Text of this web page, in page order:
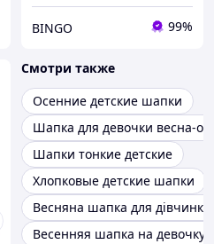
BINGO 99%
Смотри также
Осенние детские шапки
Шапка для девочки весна-
Шапки тонкие детские
Хлопковые детские шапки
Весняна шапка для дівчинки
Весенняя шапка на девочку